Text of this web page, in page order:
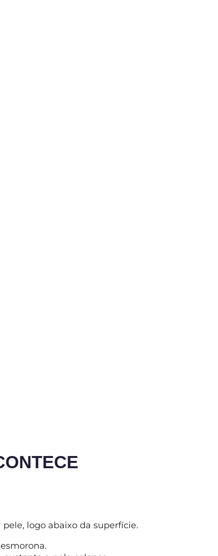
logo abaixo da superfície.